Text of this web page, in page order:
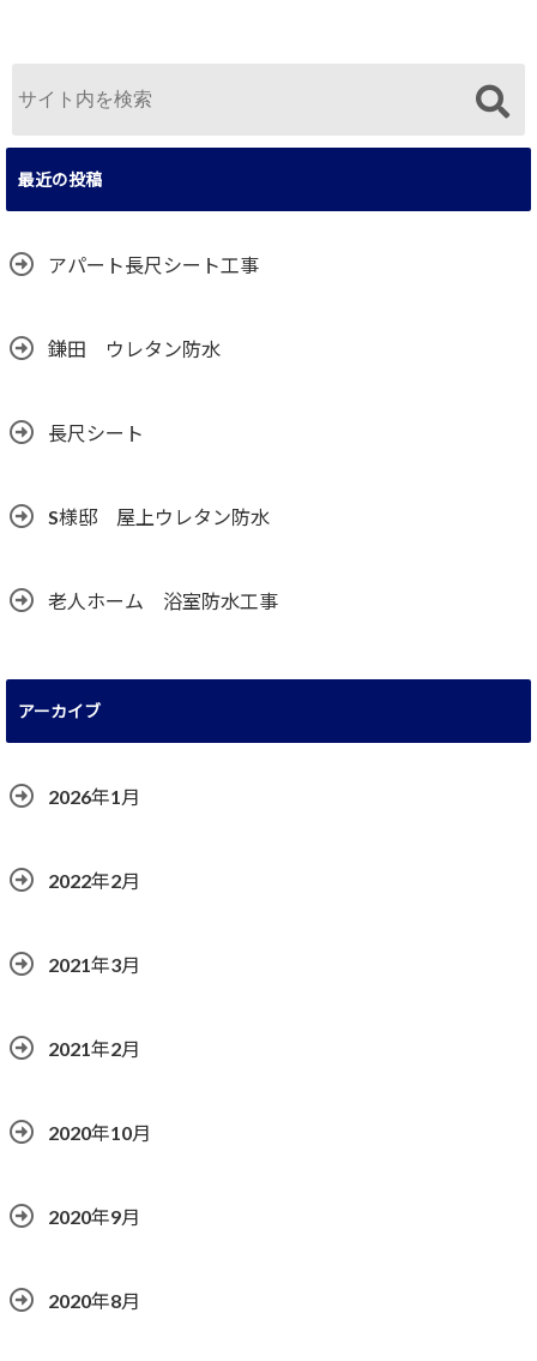
最近の投稿
アパート長尺シート工事
鎌田 ウレタン防水
長尺シート
S様邸 屋上ウレタン防水
老人ホーム 浴室防水工事
アーカイブ
2026年1月
2022年2月
2021年3月
2021年2月
2020年10月
2020年9月
2020年8月